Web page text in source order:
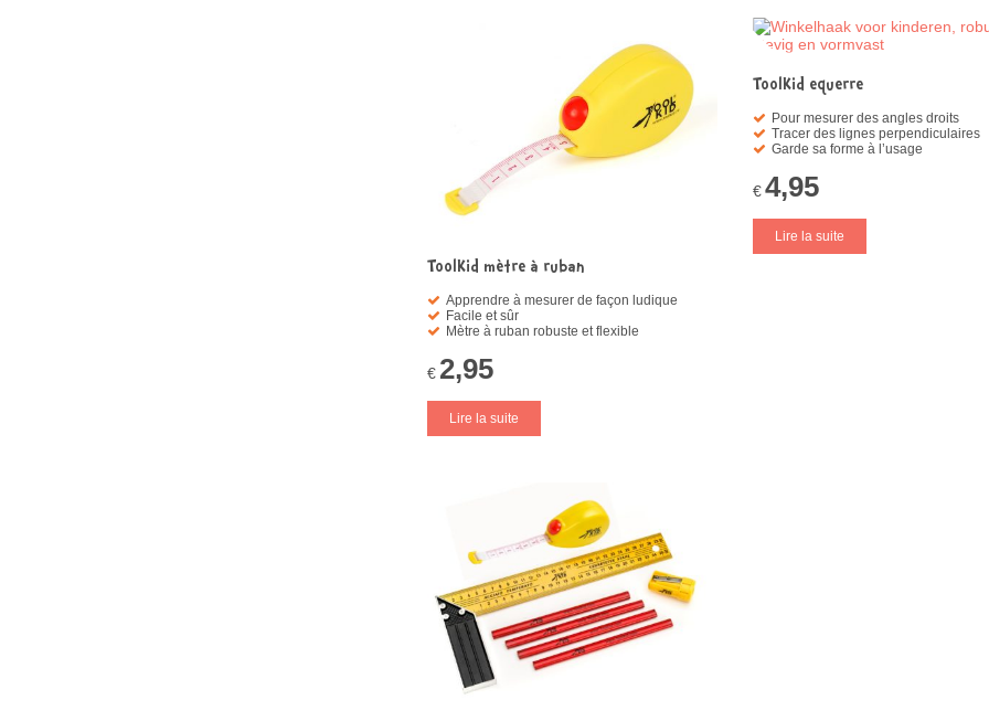
ToolKid mètre à ruban
Apprendre à mesurer de façon ludique
Facile et sûr
Mètre à ruban robuste et flexible
€ 2,95
Lire la suite
ToolKid equerre
Pour mesurer des angles droits
Tracer des lignes perpendiculaires
Garde sa forme à l’usage
€ 4,95
Lire la suite